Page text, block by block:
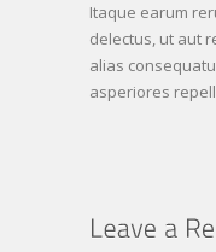
Itaque earum
delectus, ut aut
alias
asperiores